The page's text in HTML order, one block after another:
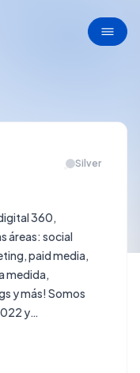
Silver
360,
áreas: social
paid media,
medida,
y más! Somos
y